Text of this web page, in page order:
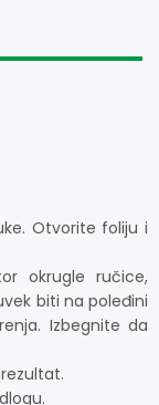
Otvorite foliju i
okrugle ručice,
biti na poleđini
Izbegnite da